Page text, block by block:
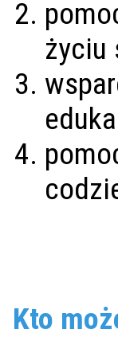
życiu
Kto